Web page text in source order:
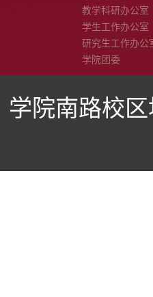
教学科研办公室
学生工作办公室
研究生工作办公
学院团委
学院南路校